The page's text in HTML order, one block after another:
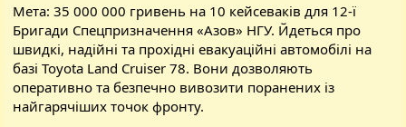
Мета: 35 000 000 гривень на 10 кейсеваків для 12-ї
Бригади Спецпризначення «Азов» НГУ. Йдеться про
швидкі, надійні та прохідні евакуаційні автомобілі на
базі Toyota Land Cruiser 78. Вони дозволяють
оперативно та безпечно вивозити поранених із
найгарячіших точок фронту.